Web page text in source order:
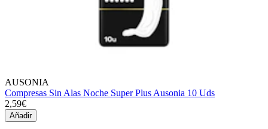
AUSONIA
Compresas Sin Alas Noche Super Plus Ausonia 10 Uds
2,59€
Añadir